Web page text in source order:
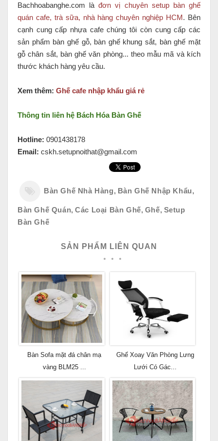
Bachhoabanghe.com làđơn vị chuyên setup bàn ghế
quán cafe, trà sữa, nhà hàng chuyên nghiệp HCM. Bên
cạnh cung cấp nhựa cafe chúng tôi còn cung cấp các
sản phẩm bàn ghế gỗ, bàn ghế khung sắt, bàn ghế mặt
gỗ chân sắt, bàn ghế văn phòng... theo mẫu mã và kích
thước khách hàng yêu cầu.
Xem thêm: Ghế cafe nhập khẩu giá rẻ
Thông tin liên hệ Bách Hóa Bàn Ghế
Hotline: 0901438178
Email: cskh.setupnoithat@gmail.com
Bàn Ghế Nhà Hàng, Bàn Ghế Nhập Khẩu,
Bàn Ghế Quán,Các Loại Bàn Ghế, Ghế, Setup
Bàn Ghế
SẢN PHẨM LIÊN QUAN
Bàn Sofa mặt đá chân mạ
vàng BLM25 ...
Ghế Xoay Văn Phòng Lưng
Lưới Có Gác...